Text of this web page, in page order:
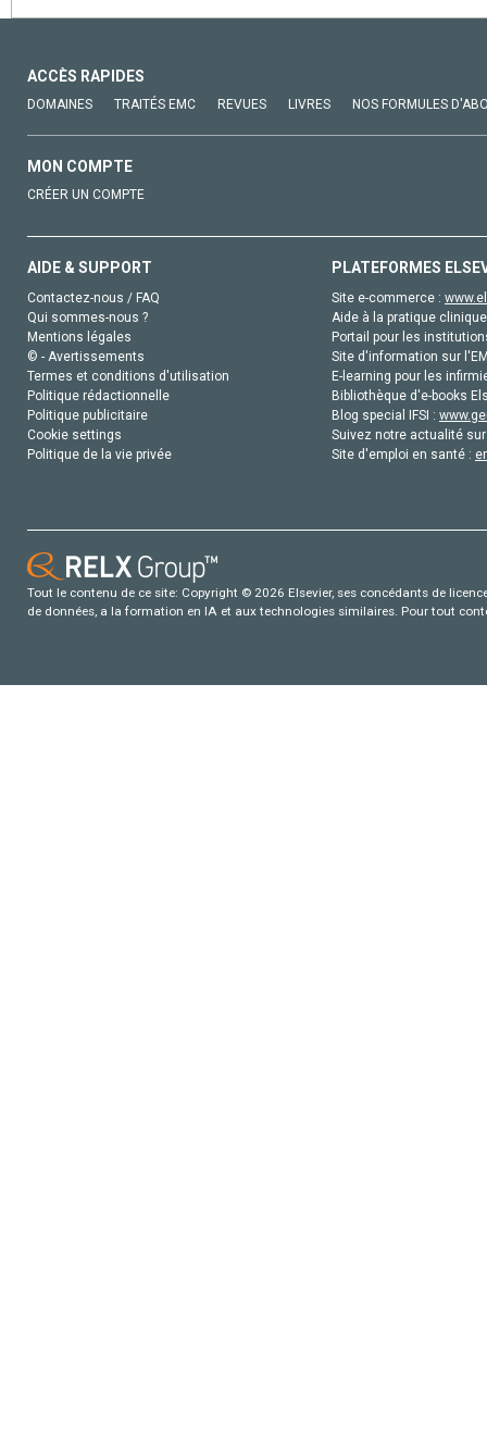
ACCÈS RAPIDES
DOMAINES TRAITÉS EMC REVUES LIVRES NOS FORMULES
MON COMPTE
CRÉER UN COMPTE
AIDE & SUPPORT
Contactez-nous / FAQ
Qui sommes-nous ?
Mentions légales
© - Avertissements
Termes et conditions d'utilisation
Politique rédactionnelle
Politique publicitaire
Cookie settings
Politique de la vie privée
PLATEFORMES
Site e-commerce :
Aide à la pratique
Portail pour les
Site d'information sur
E-learning pour les
Bibliothèque d'e-books
Blog special IFSI :
Suivez notre actualité
Site d'emploi en santé :
Tout le contenu de ce site: Copyright © 2026 Elsevier, ses concédants de
de données, a la formation en IA et aux technologies similaires. Pour tout